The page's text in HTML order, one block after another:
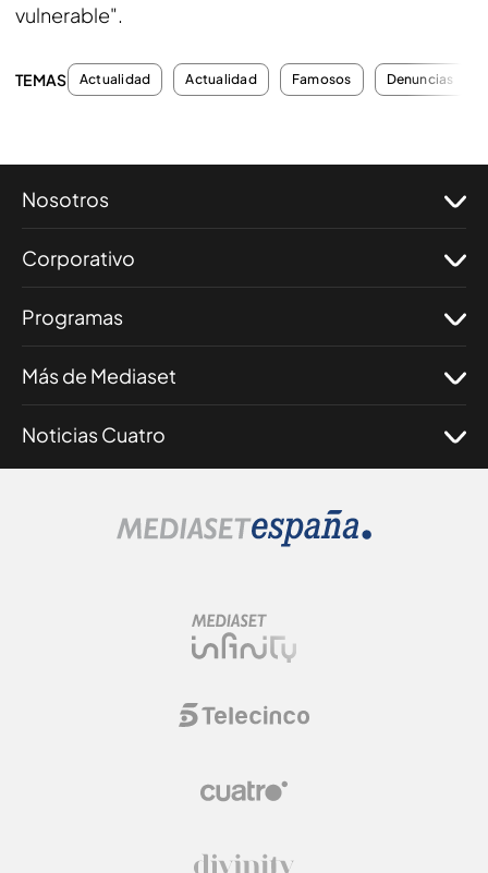
vulnerable".
TEMAS Actualidad Actualidad Famosos Denuncias
Nosotros
Corporativo
Programas
Más de Mediaset
Noticias Cuatro